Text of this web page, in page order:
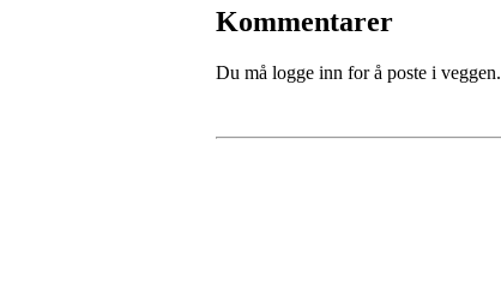
Kommentarer
Du må logge inn for å poste i veggen.